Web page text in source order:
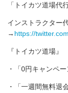
「トイカツ道場代
インストラクター
→ https://
『トイカツ道場』
・「0円キャンペ
・「一週間無料